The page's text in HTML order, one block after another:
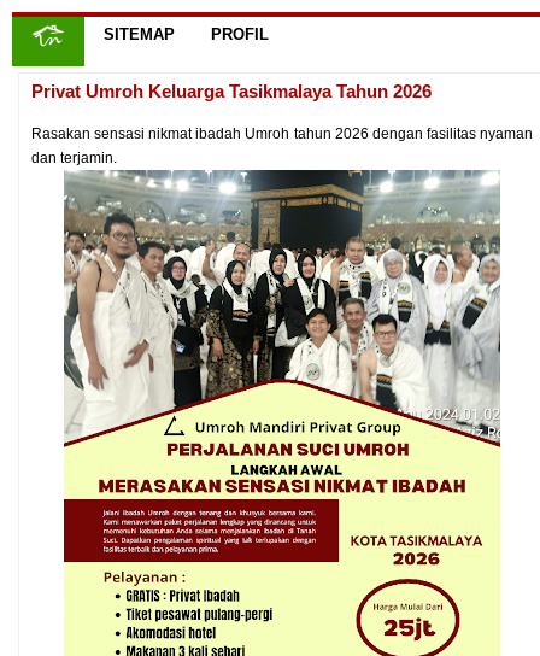
SITEMAP PROFIL
Privat Umroh Keluarga Tasikmalaya Tahun 2026
Rasakan sensasi nikmat ibadah Umroh tahun 2026 dengan fasilitas nyaman
dan terjamin.